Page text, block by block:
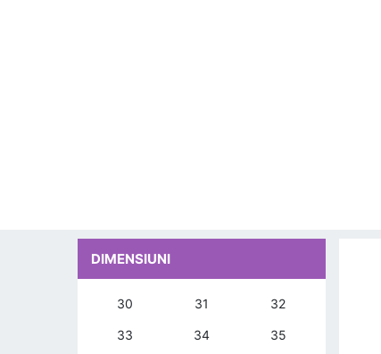
DIMENSIUNI
30 31 32
33 34 35